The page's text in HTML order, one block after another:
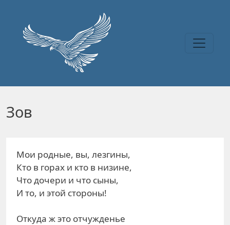
Зов
Мои родные, вы, лезгины,
Кто в горах и кто в низине,
Что дочери и что сыны,
И то, и этой стороны!
Откуда ж это отчужденье